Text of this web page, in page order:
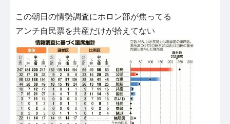
この朝日の情勢調査にホロン部が焦ってる
アンチ自民票を共産だけが拾えてない